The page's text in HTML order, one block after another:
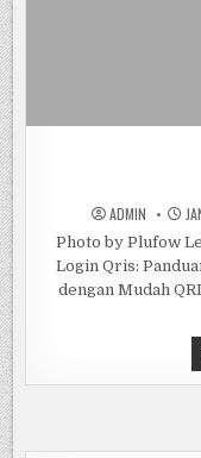
ADMIN
Photo by Plufow
Login Qris:
dengan Mudah